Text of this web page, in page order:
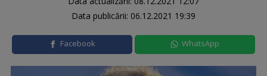
Data publicării: 06.12.2021 19:39
Facebook WhatsApp